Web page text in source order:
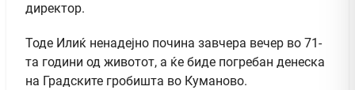
директор.
Тоде Илиќ ненадејно почина завчера вечер во 71-
та години од животот, а ќе биде погребан денеска
на Градските гробишта во Куманово.